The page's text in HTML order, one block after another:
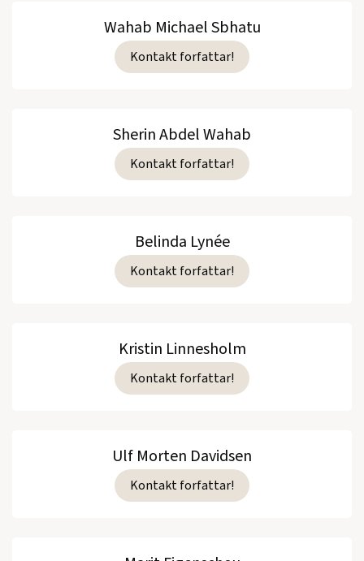
Wahab Michael Sbhatu
Kontakt forfattar!
Sherin Abdel Wahab
Kontakt forfattar!
Belinda Lynée
Kontakt forfattar!
Kristin Linnesholm
Kontakt forfattar!
Ulf Morten Davidsen
Kontakt forfattar!